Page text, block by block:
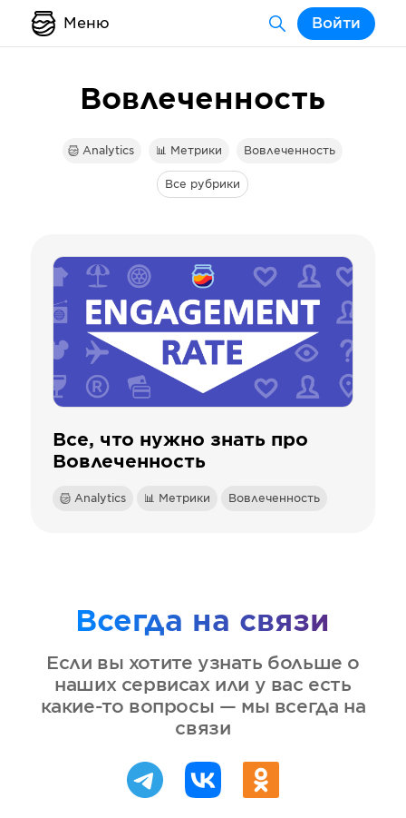
Меню Войти
Вовлеченность
Analytics 📊 Метрики Вовлеченность
Все рубрики
Все, что нужно знать про
Вовлеченность
Analytics 📊 Метрики Вовлеченность
Всегда на связи
Если вы хотите узнать больше о
наших сервисах или у вас есть
какие-то вопросы — мы всегда на
связи